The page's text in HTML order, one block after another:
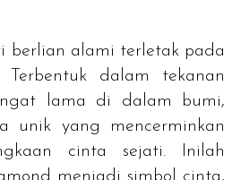
berlian alami terletak pada
Terbentuk dalam tekanan
lama di dalam bumi,
unik yang mencerminkan
cinta sejati. Inilah
menjadi simbol cinta,